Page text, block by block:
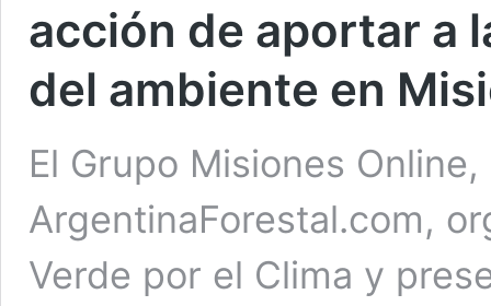
acción de aportar a
del ambiente en
El Grupo Misiones
ArgentinaForestal.com,
Verde por el Clima y